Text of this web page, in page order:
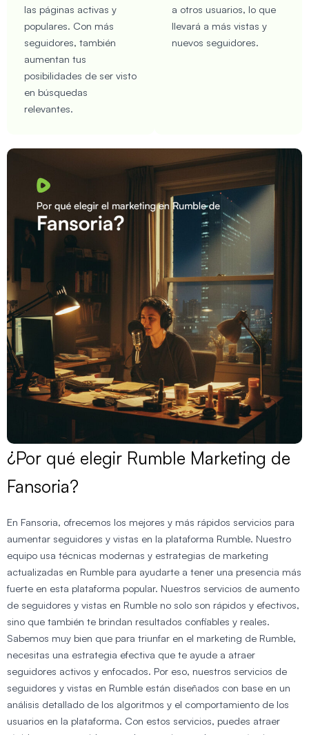
las páginas activas y
populares. Con más
seguidores, también
aumentan tus
posibilidades de ser visto
en búsquedas
relevantes.
a otros usuarios, lo que
llevará a más vistas y
nuevos seguidores.
¿Por qué elegir Rumble Marketing de
Fansoria?
En Fansoria, ofrecemos los mejores y más rápidos servicios para
aumentar seguidores y vistas en la plataforma Rumble. Nuestro
equipo usa técnicas modernas y estrategias de marketing
actualizadas en Rumble para ayudarte a tener una presencia más
fuerte en esta plataforma popular. Nuestros servicios de aumento
de seguidores y vistas en Rumble no solo son rápidos y efectivos,
sino que también te brindan resultados confiables y reales.
Sabemos muy bien que para triunfar en el marketing de Rumble,
necesitas una estrategia efectiva que te ayude a atraer
seguidores activos y enfocados. Por eso, nuestros servicios de
seguidores y vistas en Rumble están diseñados con base en un
análisis detallado de los algoritmos y el comportamiento de los
usuarios en la plataforma. Con estos servicios, puedes atraer